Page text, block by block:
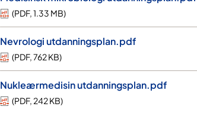
(PDF,1.33 MB)
Nevrologi utdanningsplan.pdf
(PDF,762 KB)
Nukleærmedisin utdanningsplan.pdf
(PDF, 242 KB)